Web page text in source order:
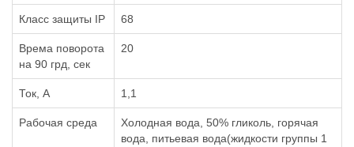
Класс защиты IP 68
Врема поворота
на 90 грд, сек
20
Ток, А 1,1
Рабочая среда
Холодная вода, 50% гликоль, горячая
вода, питьевая вода(жидкости группы 1